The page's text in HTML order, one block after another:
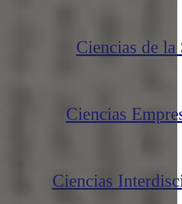
Ciencias de la
Ciencias
Ciencias